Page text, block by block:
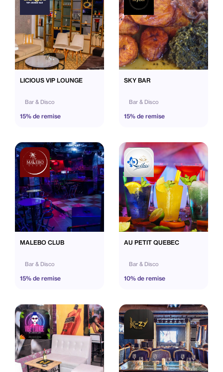
LICIOUS VIP LOUNGE
Bar & Disco
15% de remise
SKY BAR
Bar & Disco
15% de remise
MALEBO CLUB
Bar & Disco
15% de remise
AU PETIT QUEBEC
Bar & Disco
10% de remise